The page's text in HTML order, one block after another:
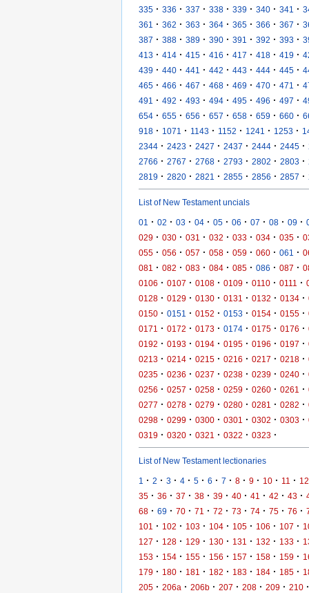
335 · 336 · 337 · 338 · 339 · 340 · 341 ·
361
· 362 · 363 · 364 · 365 · 366 · 367 ·
387 · 388 · 389 · 390 · 391 · 392 · 393 ·
413 · 414 · 415 · 416 · 417 · 418 · 419 ·
439 · 440 · 441 · 442 · 443 · 444 · 445 ·
465 · 466 · 467 · 468 · 469 · 470 · 471 ·
491
· 492 · 493 · 494 · 495 · 496 · 497 ·
654 · 655 · 656 · 657 · 658 · 659 · 660 ·
918 · 1071 · 1143 · 1152 · 1241 · 1253 ·
2344 · 2423 · 2427 · 2437 · 2444 · 2445 ·
2766 · 2767 · 2768 · 2793 · 2802 · 2803 ·
2819 · 2820 · 2821 · 2855 · 2856 · 2857 ·
List of New Testament uncials
01 · 02 · 03 · 04 · 05 · 06 · 07 · 08 · 09 ·
029 · 030 · 031 · 032 · 033 · 034 · 035 ·
055 · 056 · 057 · 058 · 059 · 060 · 061 ·
081
· 082 · 083 · 084 · 085 · 086 · 087 ·
0106 · 0107 · 0108 · 0109 · 0110 · 0111 ·
0128 · 0129 · 0130 · 0131 · 0132 · 0134 ·
0150 · 0151 · 0152 · 0153 · 0154 · 0155 ·
0171
· 0172 · 0173 · 0174 · 0175 · 0176 ·
0192 · 0193 · 0194 · 0195 · 0196 · 0197 ·
0213 · 0214 · 0215 · 0216 · 0217 · 0218 ·
0235 · 0236 · 0237 · 0238 · 0239 · 0240 ·
0256 · 0257 · 0258 · 0259 · 0260 · 0261 ·
0277 · 0278 · 0279 · 0280 · 0281 · 0282 ·
0298 · 0299 · 0300 · 0301 · 0302 · 0303 ·
0319 · 0320 · 0321 · 0322 · 0323 ·
List of New Testament lectionaries
1 · 2 · 3 · 4 · 5 · 6 · 7 · 8 · 9 · 10 · 11 · 12
35 · 36 · 37 · 38 · 39 · 40 · 41 · 42 · 43 ·
68 · 69 · 70 · 71 · 72 · 73 · 74 · 75 · 76 ·
101
· 102 · 103 · 104 · 105 · 106 · 107 ·
127 · 128 · 129 · 130 · 131 · 132 · 133 ·
153 · 154 · 155 · 156 · 157 · 158 · 159 ·
179 · 180 · 181 · 182 · 183 · 184 · 185 ·
205 · 206a · 206b · 207 · 208 · 209 · 210 ·